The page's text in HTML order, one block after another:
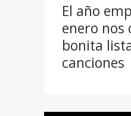
El año
enero nos
bonita
canciones